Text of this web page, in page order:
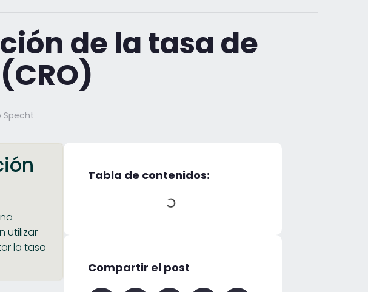
de la tasa de
Specht
utilizar
la tasa
Tabla de contenidos:
Compartir el post